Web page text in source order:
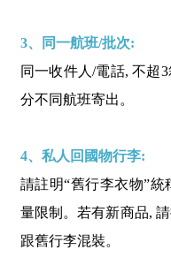
3、同一航班/批次:
同一收件人/電話, 不超
分不同航班寄出。
4、私人回國物行李:
請註明“舊行李衣物”統
量限制。若有新商品,
跟舊行李混裝。